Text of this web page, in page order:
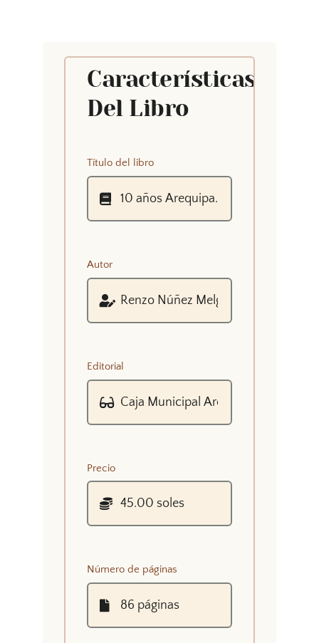
Características
Del Libro
Título del libro
Autor
Editorial
Precio
Número de páginas